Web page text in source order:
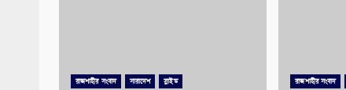
রাজশাহীর সংবাদ সারাদেশ স্লাইড রাজশাহীর সংবাদ